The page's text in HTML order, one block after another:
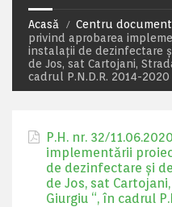
Acasă Centru
privind aprobarea
instalații de dezinfectare
de Jos, sat Cartojani,
cadrul P.N.D.R. 2014-2020
P.H. nr. 32/
implementării
de dezinfectare și
de Jos, sat
Giurgiu “, în cadrul